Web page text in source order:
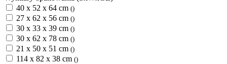
40 x 52 x 64 cm ()
27 x 62 x 56 cm ()
30 x 33 x 39 cm ()
30 x 62 x 78 cm ()
21 x 50 x 51 cm ()
114 x 82 x 38 cm ()